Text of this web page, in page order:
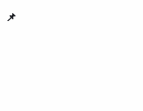
📌